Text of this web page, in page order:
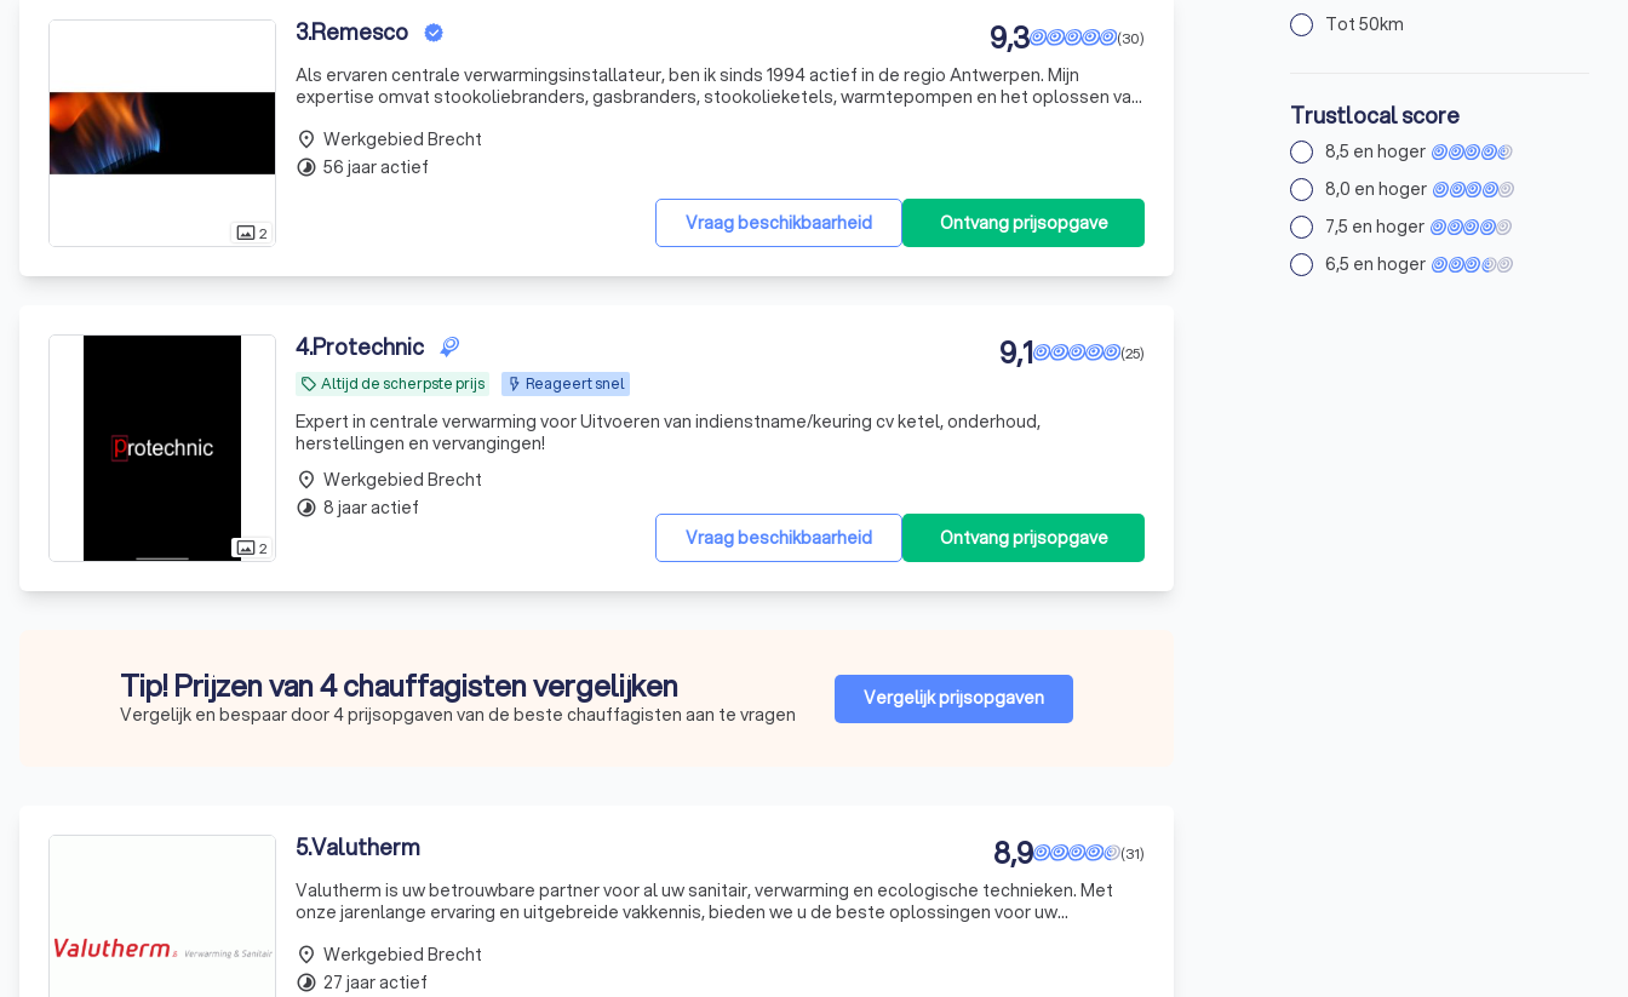
photo_size_select_actual2
3.Remesco (30)
9,3
Als ervaren centrale verwarmingsinstallateur, ben ik sinds 1994 actief in de regio Antwerpen. Mijn
expertise omvat stookoliebranders, gasbranders, stookolieketels, warmtepompen en het oplossen van
verwarmingsondersteuning.
Vraag beschikbaarheid Ontvang prijsopgave
place Werkgebied Brecht
timelapse 56 jaar actief
photo_size_select_actual2
4.Protechnic
local_offer Altijd de scherpste prijs Reageert snel
(25)
9,1
Expert in centrale verwarming voor Uitvoeren van indienstname/keuring cv ketel, onderhoud,
herstellingen en vervangingen!
Vraag beschikbaarheid Ontvang prijsopgave
place Werkgebied Brecht
timelapse 8 jaar actief
Tip! Prijzen van 4 chauffagisten vergelijken
Vergelijk en bespaar door 4 prijsopgaven van de beste chauffagisten aan te vragen
Vergelijk prijsopgaven
5.Valutherm (31)
8,9
Valutherm is uw betrouwbare partner voor al uw sanitair, verwarming en ecologische technieken. Met
onze jarenlange ervaring en uitgebreide vakkennis, bieden we u de beste oplossingen voor uw
Onze missie
place Werkgebied Brecht
timelapse 27 jaar actief
Tot 50km
Trustlocal score
8,5 en hoger
8,0 en hoger
7,5 en hoger
6,5 en hoger